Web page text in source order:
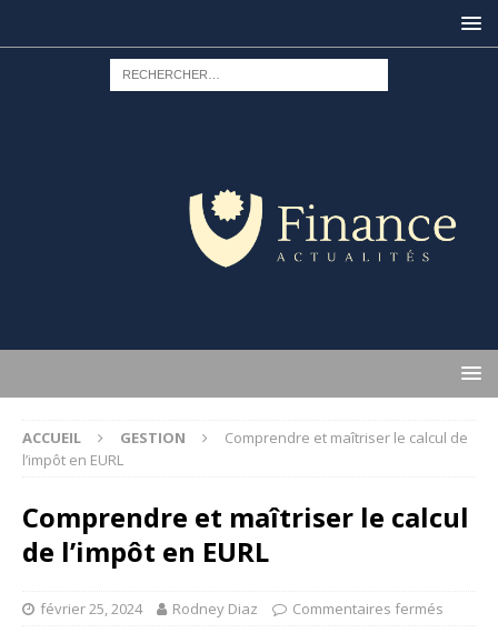
ACCUEIL GESTION
Comprendre et maîtriser le calcul de
l’impôt en EURL
Comprendre et maîtriser le calcul
de l’impôt en EURL
février 25, 2024 Rodney Diaz Commentaires fermés